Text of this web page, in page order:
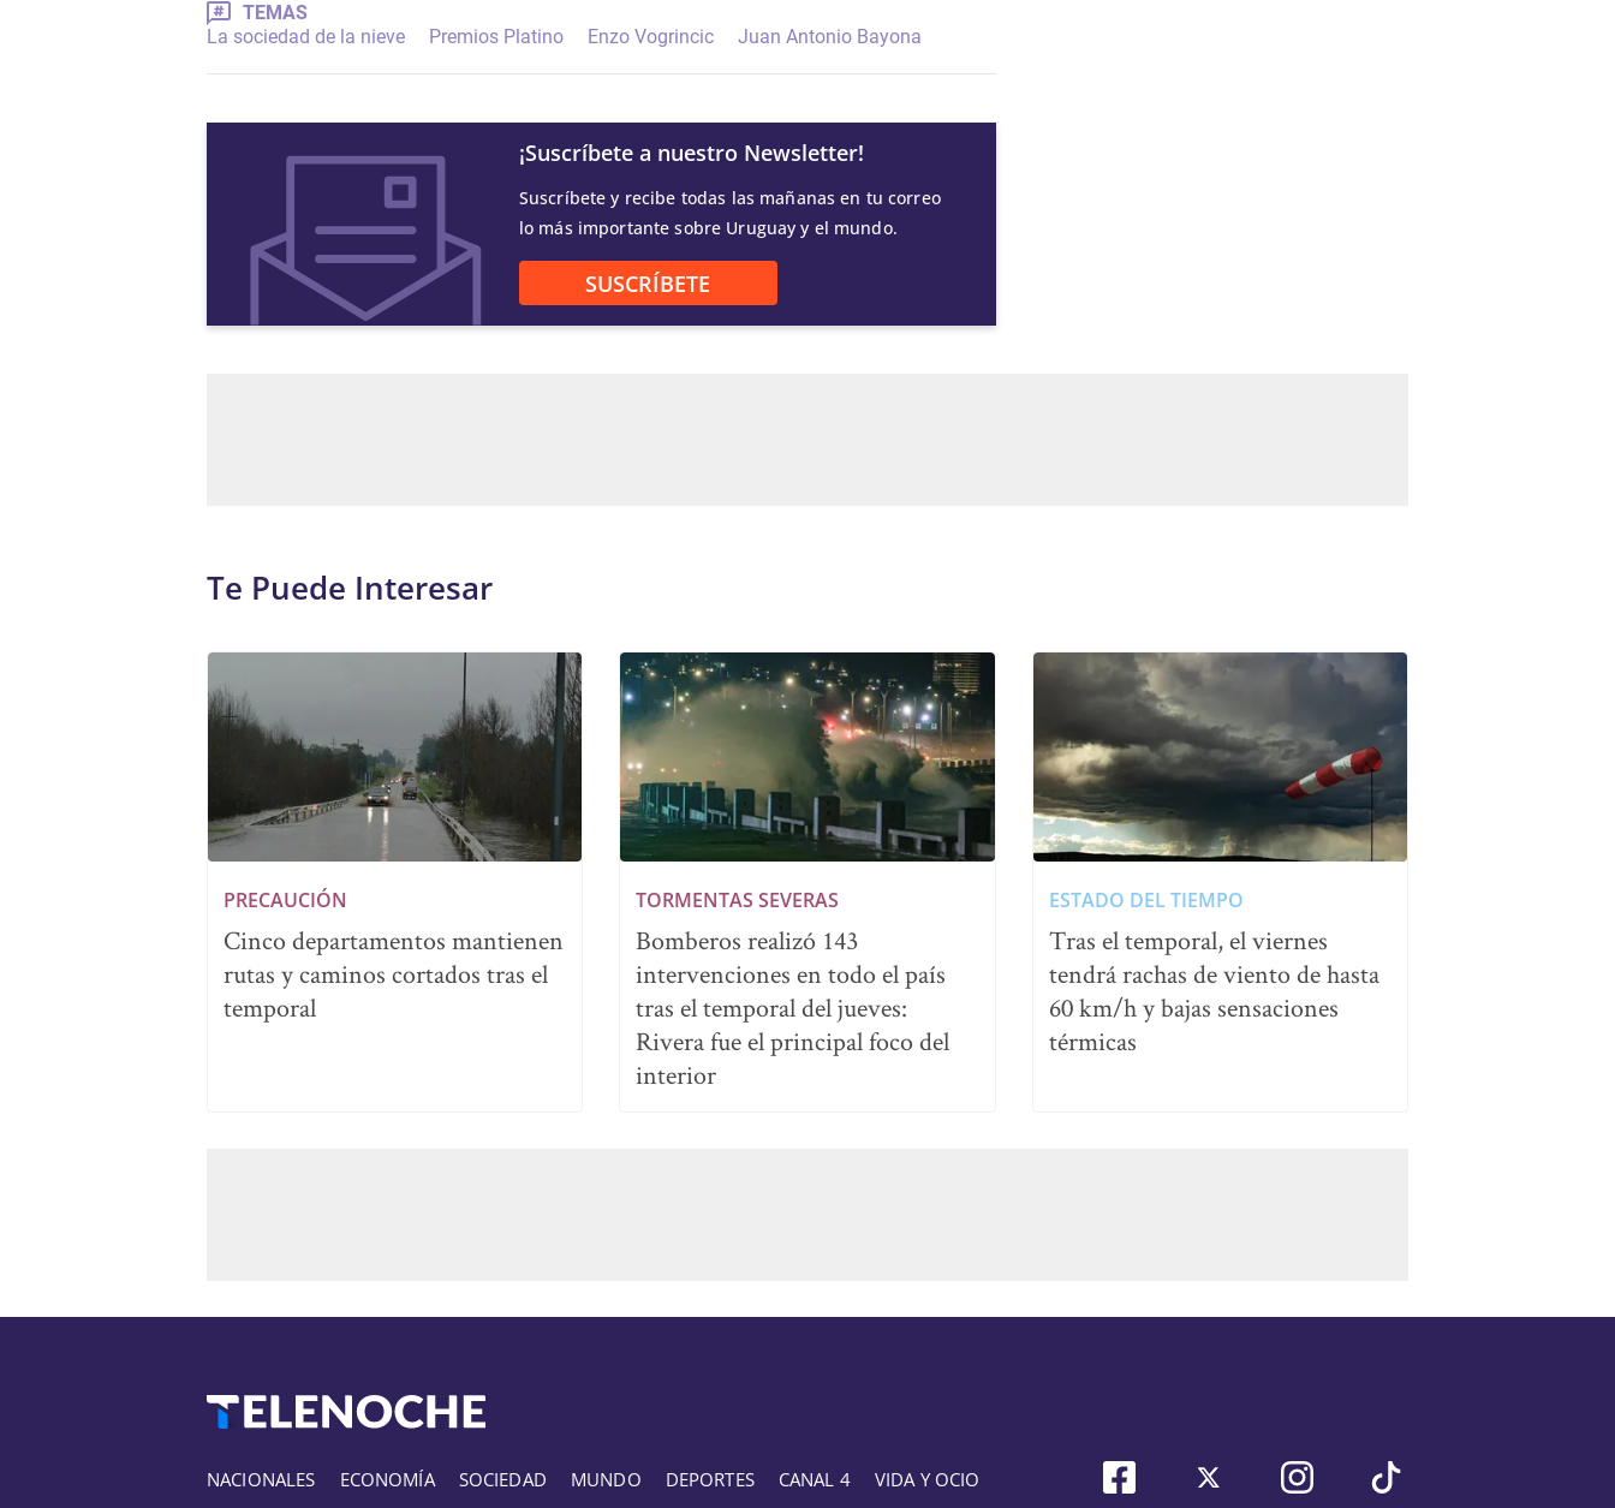
TEMAS
La sociedad de la nieve
Premios Platino Enzo Vogrincic Juan Antonio Bayona
¡Suscríbete a nuestro Newsletter!
Suscríbete y recibe todas las mañanas en tu correo
lo más importante sobre Uruguay y el mundo.
SUSCRÍBETE
Te Puede Interesar
PRECAUCIÓN
Cinco departamentos mantienen
rutas y caminos cortados tras el
temporal
TORMENTAS SEVERAS
Bomberos realizó 143
intervenciones en todo el país
tras el temporal del jueves:
Rivera fue el principal foco del
interior
ESTADO DEL TIEMPO
Tras el temporal, el viernes
tendrá rachas de viento de hasta
60 km/h y bajas sensaciones
térmicas
NACIONALES ECONOMÍA SOCIEDAD MUNDO DEPORTES CANAL 4
VIDA Y OCIO